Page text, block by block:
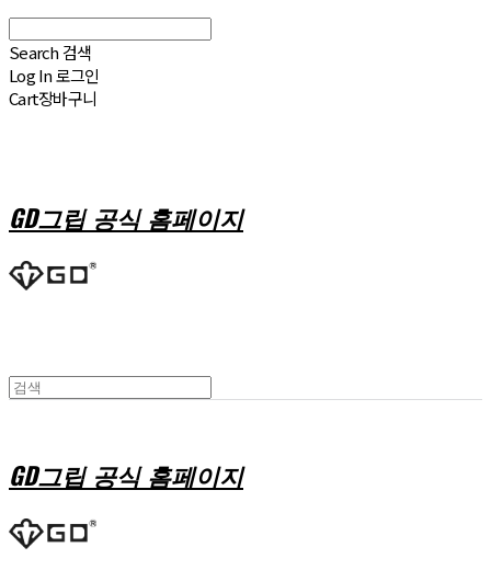
Search 검색
Log In로그인
Cart장바구니
GD그립 공식 홈페이지
GD그립 공식 홈페이지